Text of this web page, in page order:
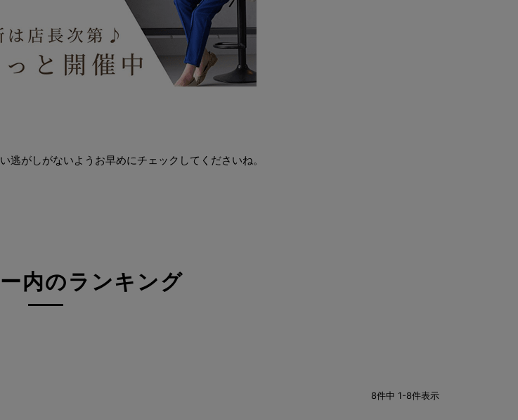
がしがないようお早めにチェックしてくださいね。
内のランキング
8件中 1-8件表示
在庫なし商品を表示しない